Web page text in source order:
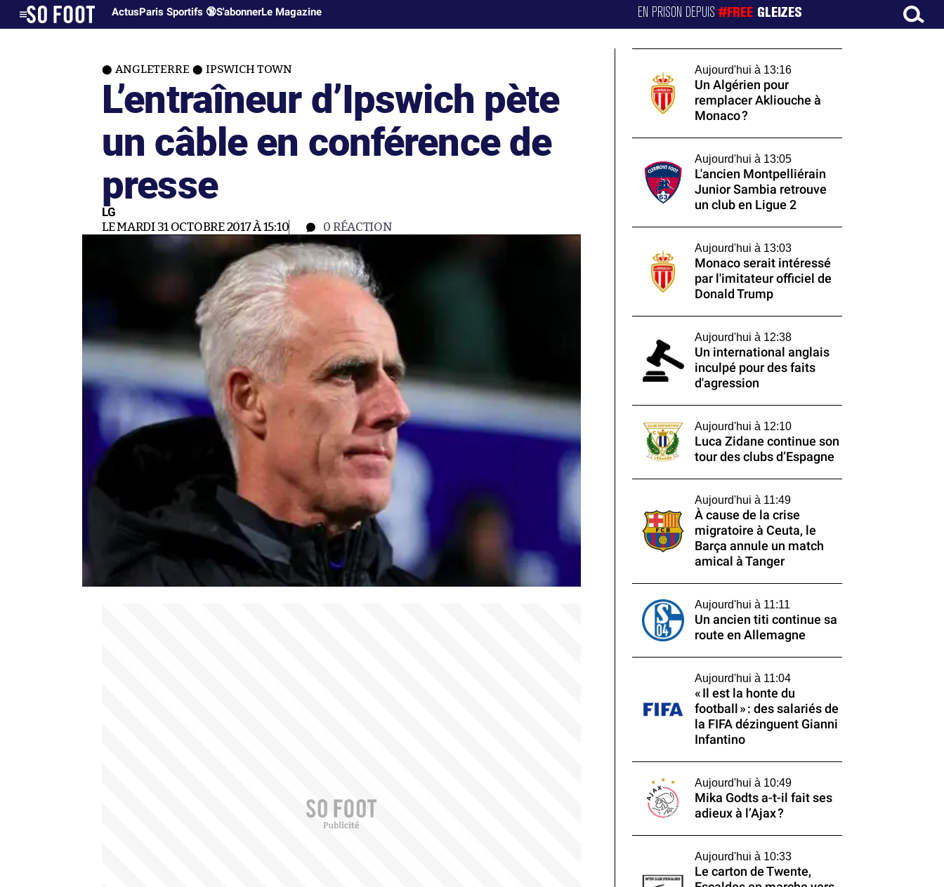
ActusParis Sportifs 🔞S'abonnerLe Magazine EN PRISON DEPUIS#FREE GLEIZES
ANGLETERRE IPSWICH TOWN
L’entraîneur d’Ipswich pète
un câble en conférence de
presse
LG
LE MARDI 31 OCTOBRE 2017 À 15:10 0 RÉACTION
Aujourd'hui à 13:16
Un Algérien pour
remplacer Akliouche à
Monaco ?
Aujourd'hui à 13:05
L'ancien Montpelliérain
Junior Sambia retrouve
un club en Ligue 2
Aujourd'hui à 13:03
Monaco serait intéressé
par l'imitateur officiel de
Donald Trump
Aujourd'hui à 12:38
Un international anglais
inculpé pour des faits
d'agression
Aujourd'hui à 12:10
Luca Zidane continue son
tour des clubs d’Espagne
Aujourd'hui à 11:49
À cause de la crise
migratoire à Ceuta, le
Barça annule un match
amical à Tanger
Aujourd'hui à 11:11
Un ancien titi continue sa
route en Allemagne
Aujourd'hui à 11:04
« Il est la honte du
football » : des salariés de
la FIFA dézinguent Gianni
Infantino
Aujourd'hui à 10:49
Mika Godts a-t-il fait ses
adieux à l’Ajax ?
Aujourd'hui à 10:33
Le carton de Twente,